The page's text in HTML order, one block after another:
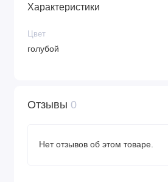
Характеристики
Цвет
голубой
Отзывы 0
Нет отзывов об этом товаре.